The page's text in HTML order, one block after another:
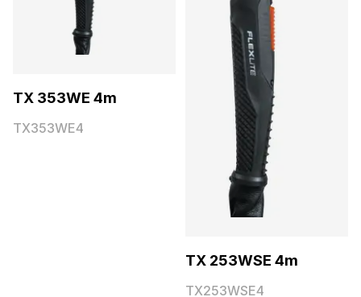
TX 353WE 4m
TX353WE4
TX 253WSE 4m
TX253WSE4